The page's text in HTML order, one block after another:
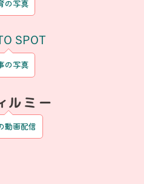
の写真
SPOT
の写真
動画配信